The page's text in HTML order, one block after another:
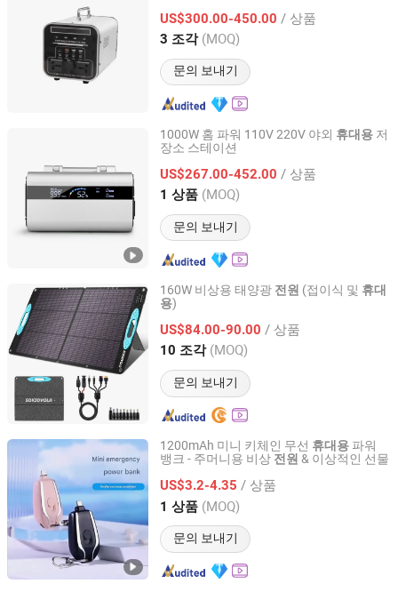
US$300.00-450.00 / 상품
3 조각 (MOQ)
문의 보내기
Zhejiang, China 이후 2026
1000W 홈 파워 110V 220V 야외 휴대용 저
장소 스테이션
US$267.00-452.00 / 상품
1 상품 (MOQ)
문의 보내기
Shenzhen Xingshengtu Information Technology Co., Ltd.
Guangdong, China 이후 2021
160W 비상용 태양광 전원 (접이식 및 휴대
용)
US$84.00-90.00 / 상품
10 조각 (MOQ)
문의 보내기
Shenzhen Greenergy Space Integrated Housing Co., Ltd.
Guangdong, China 이후 2025
1200mAh 미니 키체인 무선 휴대용 파워
뱅크 - 주머니용 비상 전원 & 이상적인 선물
US$3.2-4.35 / 상품
1 상품 (MOQ)
문의 보내기
Shenzhen Yuntan Technology Co., Ltd.
Guangdong, China 이후 2024